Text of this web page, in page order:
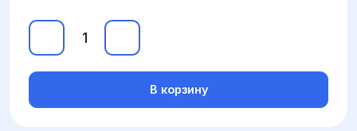
В корзину